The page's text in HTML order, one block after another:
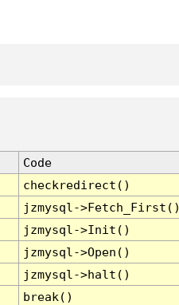
Code
checkredirect()
jzmysql-
jzmysql->Init()
jzmysql->Open()
jzmysql->halt()
break()